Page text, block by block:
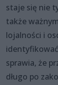
staje się nie
także
lojalności i
sprawia, że
długo po